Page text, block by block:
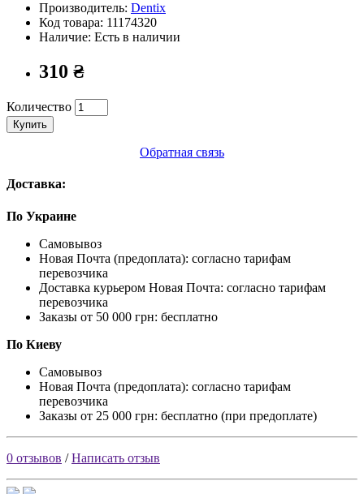
Производитель: Dentix
Код товара: 11174320
Наличие: Есть в наличии
310 ₴
Количество
Купить
Обратная связь
Доставка:
По Украине
Самовывоз
Новая Почта (предоплата): согласно тарифам
перевозчика
Доставка курьером Новая Почта: согласно тарифам
перевозчика
Заказы от 50 000 грн: бесплатно
По Киеву
Самовывоз
Новая Почта (предоплата): согласно тарифам
перевозчика
Заказы от 25 000 грн: бесплатно (при предоплате)
0 отзывов /Написать отзыв